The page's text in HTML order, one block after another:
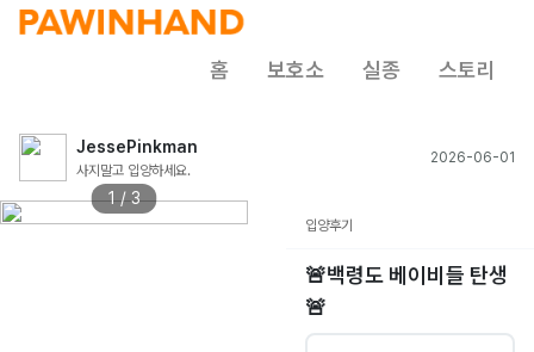
홈 보호소 실종 스토리
JessePinkman
사지말고 입양하세요.
2026-06-01
1 / 3
입양후기
🚨백령도 베이비들 탄생
🚨